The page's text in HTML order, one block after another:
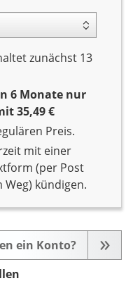
zunächst 13
6 Monate nur
35,49 €
Preis.
mit einer
(per Post
kündigen.
ein Konto?